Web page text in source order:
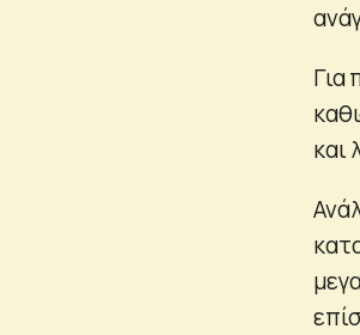
Για
και